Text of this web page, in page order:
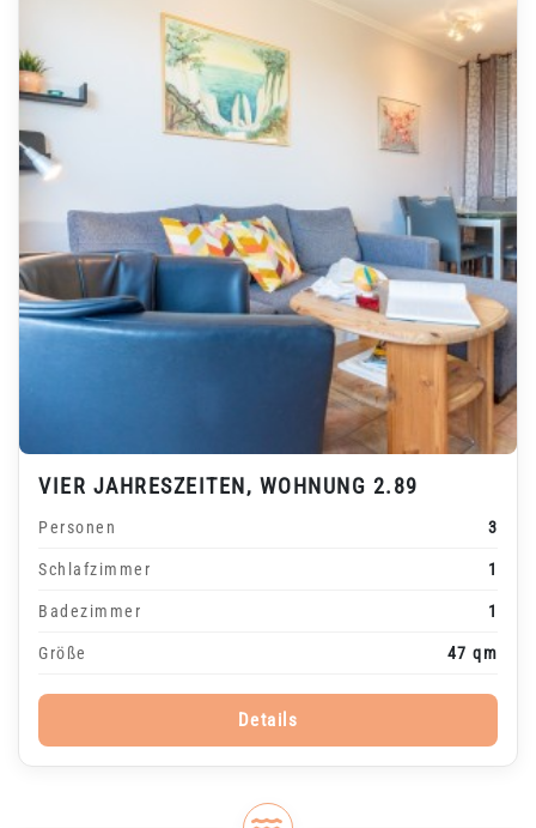
VIER JAHRESZEITEN, WOHNUNG 2.89
Personen 3
Schlafzimmer 1
Badezimmer 1
Größe 47 qm
Details